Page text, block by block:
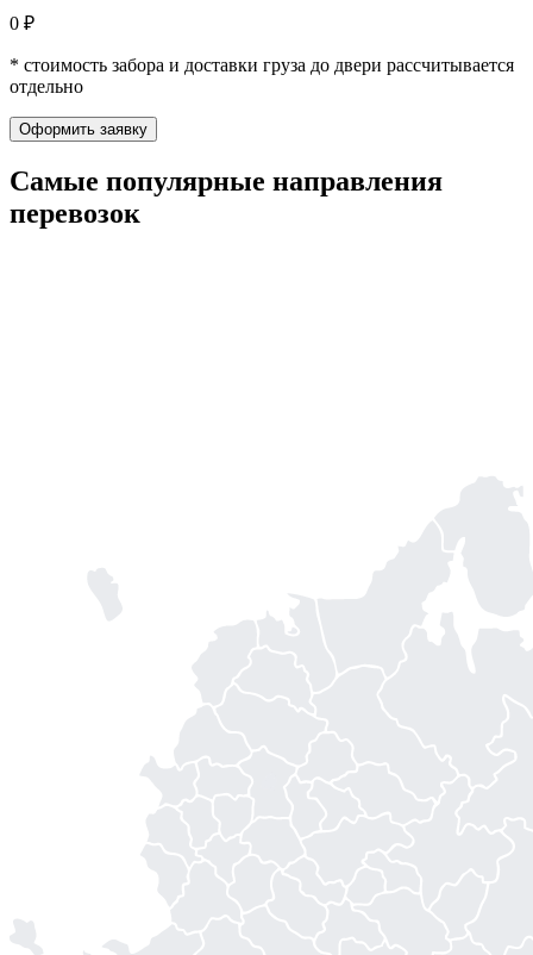
0 ₽
* стоимость забора и доставки груза до двери рассчитывается
отдельно
Оформить заявку
Самые популярные направления
перевозок